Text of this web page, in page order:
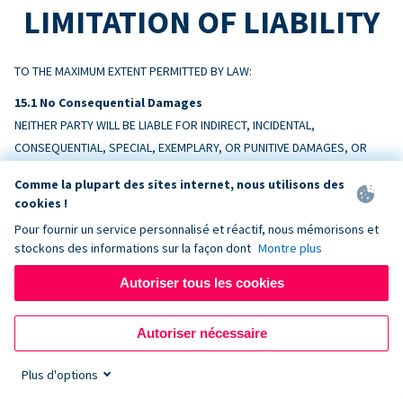
LIMITATION OF LIABILITY
TO THE MAXIMUM EXTENT PERMITTED BY LAW:
No Consequential Damages
NEITHER PARTY WILL BE LIABLE FOR INDIRECT, INCIDENTAL,
CONSEQUENTIAL, SPECIAL, EXEMPLARY, OR PUNITIVE DAMAGES, OR
TO THIS AGREEMENT, EVEN IF ADVISED OF THE POSSIBILITY.
Liability Cap
DONORBOX’S TOTAL AGGREGATE LIABILITY ARISING OUT OF OR
RELATING TO THIS AGREEMENT WILL NOT EXCEED THE AMOUNTS PAID BY
CUSTOMER TO DONORBOX IN THE TWELVE (12) MONTHS PRECEDING
THE EVENT GIVING RISE TO THE CLAIM.
Nothing limits liability for: (a) amounts Customer owes Donorbox; (b)
Comme la plupart des sites internet, nous utilisons des
cookies !
Pour fournir un service personnalisé et réactif, nous mémorisons et
stockons des informations sur la façon dont Montre plus
Autoriser tous les cookies
Autoriser nécessaire
Plus d'options